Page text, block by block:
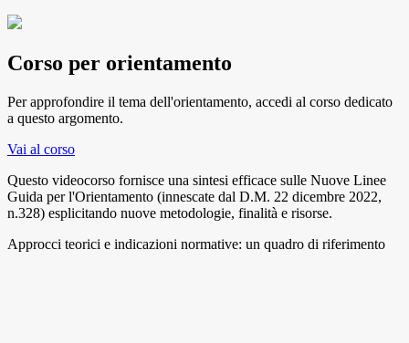
Corso per orientamento
Per approfondire il tema dell'orientamento, accedi al corso dedicato
a questo argomento.
Vai al corso
Questo videocorso fornisce una sintesi efficace sulle Nuove Linee
Guida per l'Orientamento (innescate dal D.M. 22 dicembre 2022,
n.328) esplicitando nuove metodologie, finalità e risorse.
Approcci teorici e indicazioni normative: un quadro di riferimento